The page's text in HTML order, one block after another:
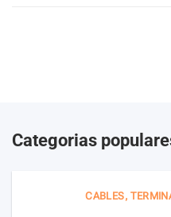
Categorias
CABLES,